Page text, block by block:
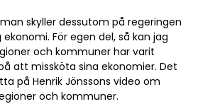
skyller dessutom på regeringen
För egen del, så kan jag
och kommuner har varit
att missköta sina ekonomier. Det
på Henrik Jönssons video om
och kommuner.